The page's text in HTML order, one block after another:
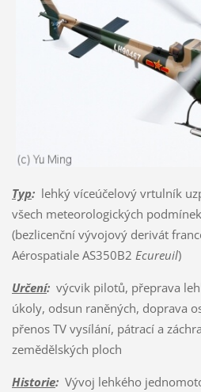
Typ:lehký víceúčelový vrtulník
všech meteorologických
(bezlicenční vývojový derivát
Aérospatiale AS350B2 Ecureuil)
Určení:výcvik pilotů, přeprava
úkoly, odsun raněných, doprava
přenos TV vysílání, pátrací a
zemědělských ploch
Historie:Vývoj lehkého